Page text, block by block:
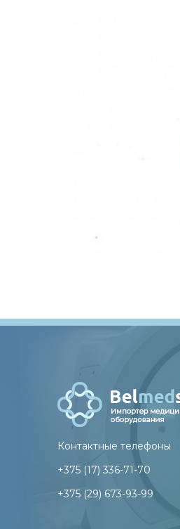
Контактные телефоны
+375 (17) 336-71-70
+375 (29) 673-93-99